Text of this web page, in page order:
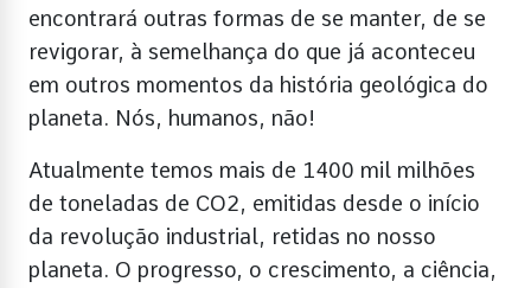
encontrará outras formas de se manter, de se
revigorar, à semelhança do que já aconteceu
em outros momentos da história geológica do
planeta. Nós, humanos, não!
Atualmente temos mais de 1400 mil milhões
de toneladas de CO2, emitidas desde o início
da revolução industrial, retidas no nosso
planeta. O progresso, o crescimento, a ciência,